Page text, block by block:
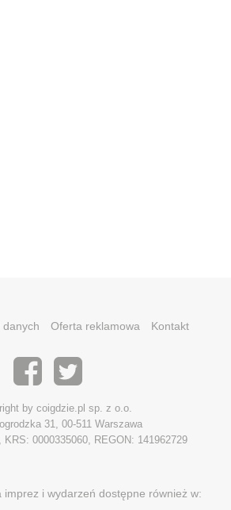
danych Oferta reklamowa Kontakt
by coigdzie.pl sp. z o.o.
31, 00-511 Warszawa
KRS: 0000335060, REGON: 141962729
imprez i wydarzeń dostępne również w: